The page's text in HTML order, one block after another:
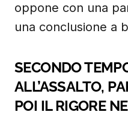
oppone con una
una conclusione a
SECONDO
ALL’ASSALTO,
POI IL RIGORE